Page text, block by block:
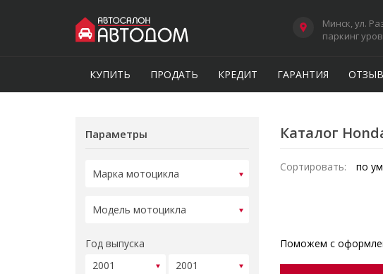
Минск, ул.
паркинг
КУПИТЬ ПРОДАТЬ КРЕДИТ ГАРАНТИЯ
Параметры
Год выпуска
Каталог
Сортировать:
Поможем с